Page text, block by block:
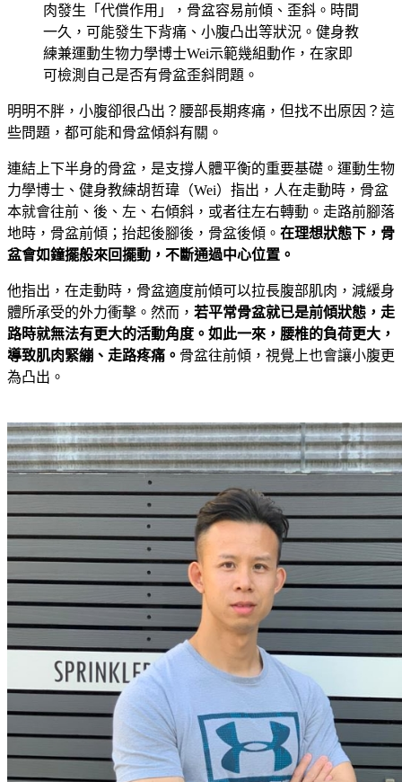
肉發生「代償作用」，骨盆容易前傾、歪斜。時間
一久，可能發生下背痛、小腹凸出等狀況。健身教
練兼運動生物力學博士Wei示範幾組動作，在家即
可檢測自己是否有骨盆歪斜問題。
明明不胖，小腹卻很凸出？腰部長期疼痛，但找不出原因？這
些問題，都可能和骨盆傾斜有關。
連結上下半身的骨盆，是支撐人體平衡的重要基礎。運動生物
力學博士、健身教練胡哲瑋（Wei）指出，人在走動時，骨盆
本就會往前、後、左、右傾斜，或者往左右轉動。走路前腳落
地時，骨盆前傾；抬起後腳後，骨盆後傾。 在理想狀態下，骨
盆會如鐘擺般來回擺動，不斷通過中心位置。
他指出，在走動時，骨盆適度前傾可以拉長腹部肌肉，減緩身
體所承受的外力衝擊。然而， 若平常骨盆就已是前傾狀態，走
路時就無法有更大的活動角度。如此一來，腰椎的負荷更大，
導致肌肉緊繃、走路疼痛。 骨盆往前傾，視覺上也會讓小腹更
為凸出。